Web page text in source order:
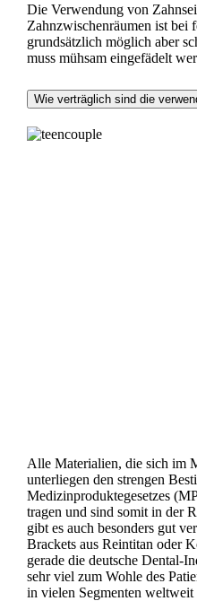
Die Verwendung von
Zahnzwischenräumen ist bei
grundsätzlich möglich aber
muss mühsam eingefädelt
Wie verträglich sind die
Alle Materialien, die sich im
unterliegen den strengen
Medizinproduktegesetzes
tragen und sind somit in der
gibt es auch besonders gut
Brackets aus Reintitan oder
gerade die deutsche Dental-
sehr viel zum Wohle des
in vielen Segmenten weltweit